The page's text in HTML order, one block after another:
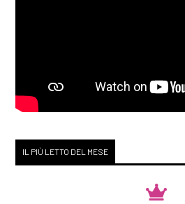
Luglio 2020
[02]Mille voci
violenza: un estratto
IL PIÙ LETTO DEL MESE